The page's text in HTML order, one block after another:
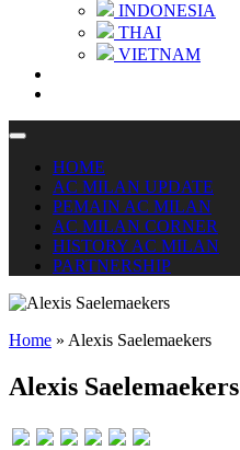
INDONESIA
THAI
VIETNAM
HOME
AC MILAN UPDATE
PEMAIN AC MILAN
AC MILAN CORNER
HISTORY AC MILAN
PARTNERSHIP
Home » Alexis Saelemaekers
Alexis Saelemaekers